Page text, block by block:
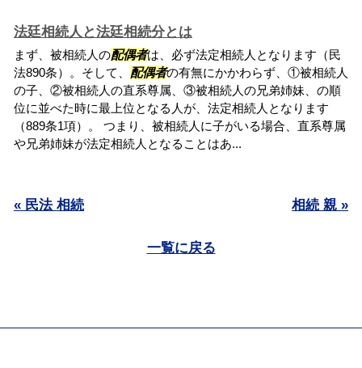
法廷相続人と法廷相続分とは
まず、被相続人の配偶者は、必ず法定相続人となります（民
法890条）。そして、 配偶者の有無にかかわらず、①被相続人
の子、②被相続人の直系尊属、③被相続人の兄弟姉妹、の順
位に並べた時に最上位となる人が、法定相続人となります
（889条1項）。 つまり、被相続人に子がいる場合、直系尊属
や兄弟姉妹が法定相続人となることはあ...
« 民法 相続 相続 親 »
一覧に戻る